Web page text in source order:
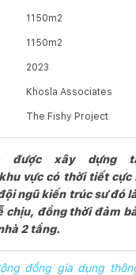
1150m2
1150m2
2023
Khosla Associates
The Fishy Project
được xây dựng
vực có thời tiết
ngũ kiến trúc sư đó
chịu, đồng thời đảm
2 tầng.
đồng gia dụng